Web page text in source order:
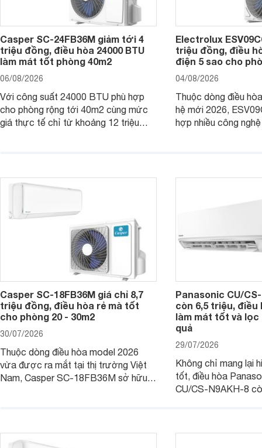
Casper SC-24FB36M giảm tới 4
triệu đồng, điều hòa 24000 BTU
làm mát tốt phòng 40m2
06/08/2026
Với công suất 24000 BTU phù hợp
cho phòng rộng tới 40m2 cùng mức
giá thực tế chỉ từ khoảng 12 triệu
Electrolux
triệu đồng, điều
điện 5 sao cho
04/08/2026
Thuộc dòng điều
hệ mới 2026,
hợp nhiều công
Casper SC-18FB36M giá chỉ 8,7
triệu đồng, điều hòa rẻ mà tốt
cho phòng 20 - 30m2
30/07/2026
Thuộc dòng điều hòa model 2026
vừa được ra mắt tại thị trường Việt
Nam, Casper SC-18FB36M sở hữu
nhiều tính năng và công nghệ hiện đại.
Panasonic CU/
còn 6,5 triệu, điều
làm mát tốt và lọc
quả
29/07/2026
Không chỉ mang lại
tốt, điều hòa
CU/CS-N9AKH-8